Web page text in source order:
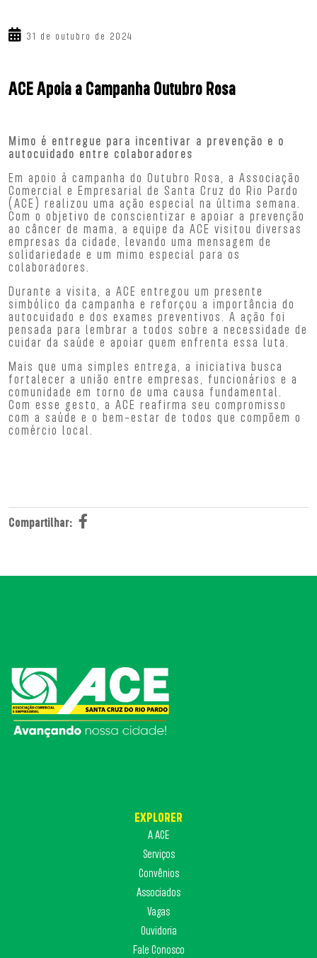
31 de outubro de 2024
ACE Apoia a Campanha Outubro Rosa
Mimo é entregue para incentivar a prevenção e o
autocuidado entre colaboradores
Em apoio à campanha do Outubro Rosa, a Associação
Comercial e Empresarial de Santa Cruz do Rio Pardo
(ACE) realizou uma ação especial na última semana.
Com o objetivo de conscientizar e apoiar a prevenção
ao câncer de mama, a equipe da ACE visitou diversas
empresas da cidade, levando uma mensagem de
solidariedade e um mimo especial para os
colaboradores.
Durante a visita, a ACE entregou um presente
simbólico da campanha e reforçou a importância do
autocuidado e dos exames preventivos. A ação foi
pensada para lembrar a todos sobre a necessidade de
cuidar da saúde e apoiar quem enfrenta essa luta.
Mais que uma simples entrega, a iniciativa busca
fortalecer a união entre empresas, funcionários e a
comunidade em torno de uma causa fundamental.
Com esse gesto, a ACE reafirma seu compromisso
com a saúde e o bem-estar de todos que compõem o
comércio local.
Compartilhar:
EXPLORER
A ACE
Serviços
Convênios
Associados
Vagas
Ouvidoria
Fale Conosco